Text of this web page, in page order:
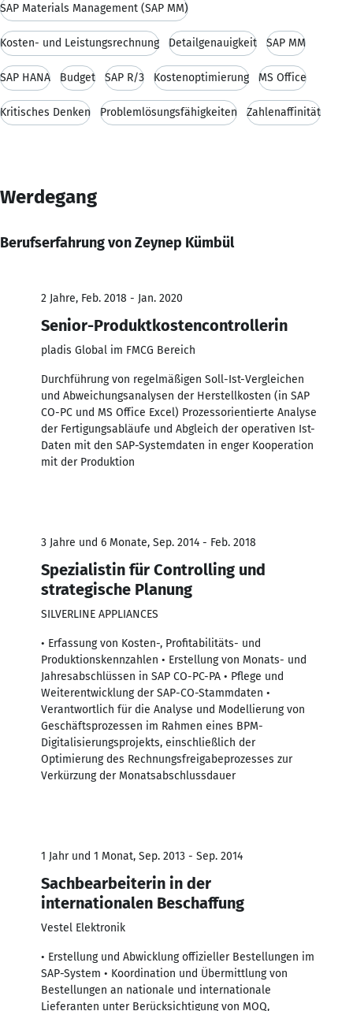
SAP Materials Management (SAP MM)
Kosten- und Leistungsrechnung Detailgenauigkeit SAP MM
SAP HANA Budget SAP R/3 Kostenoptimierung MS Office
Kritisches Denken Problemlösungsfähigkeiten Zahlenaffinität
Werdegang
Berufserfahrung von Zeynep Kümbül
2 Jahre, Feb. 2018 - Jan. 2020
Senior-Produktkostencontrollerin
pladis Global im FMCG Bereich
Durchführung von regelmäßigen Soll-Ist-Vergleichen
und Abweichungsanalysen der Herstellkosten (in SAP
CO-PC und MS Office Excel) Prozessorientierte Analyse
der Fertigungsabläufe und Abgleich der operativen Ist-
Daten mit den SAP-Systemdaten in enger Kooperation
mit der Produktion
3 Jahre und 6 Monate, Sep. 2014 - Feb. 2018
Spezialistin für Controlling und
strategische Planung
SILVERLINE APPLIANCES
• Erfassung von Kosten-, Profitabilitäts- und
Produktionskennzahlen • Erstellung von Monats- und
Jahresabschlüssen in SAP CO-PC-PA • Pflege und
Weiterentwicklung der SAP-CO-Stammdaten •
Verantwortlich für die Analyse und Modellierung von
Geschäftsprozessen im Rahmen eines BPM-
Digitalisierungsprojekts, einschließlich der
Optimierung des Rechnungsfreigabeprozesses zur
Verkürzung der Monatsabschlussdauer
1 Jahr und 1 Monat, Sep. 2013 - Sep. 2014
Sachbearbeiterin in der
internationalen Beschaffung
Vestel Elektronik
• Erstellung und Abwicklung offizieller Bestellungen im
SAP-System • Koordination und Übermittlung von
Bestellungen an nationale und internationale
Lieferanten unter Berücksichtigung von MOQ,